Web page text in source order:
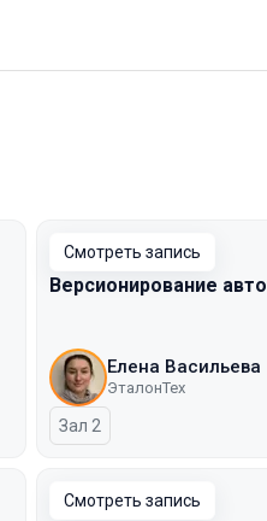
Смотреть запись
Версионирование
Елена Васильева
ЭталонТех
Зал 2
Смотреть запись